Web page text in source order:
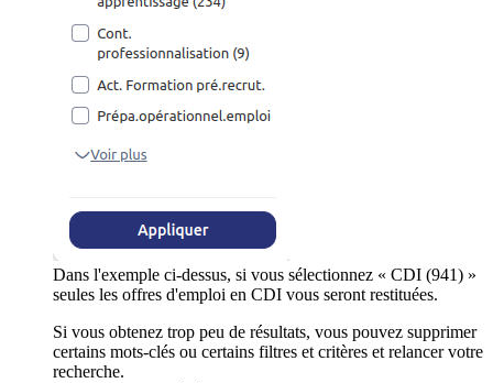
Dans l'exemple ci-dessus, si vous sélectionnez « CDI (941) »
seules les offres d'emploi en CDI vous seront restituées.
Si vous obtenez trop peu de résultats, vous pouvez supprimer
certains mots-clés ou certains filtres et critères et relancer votre
recherche.